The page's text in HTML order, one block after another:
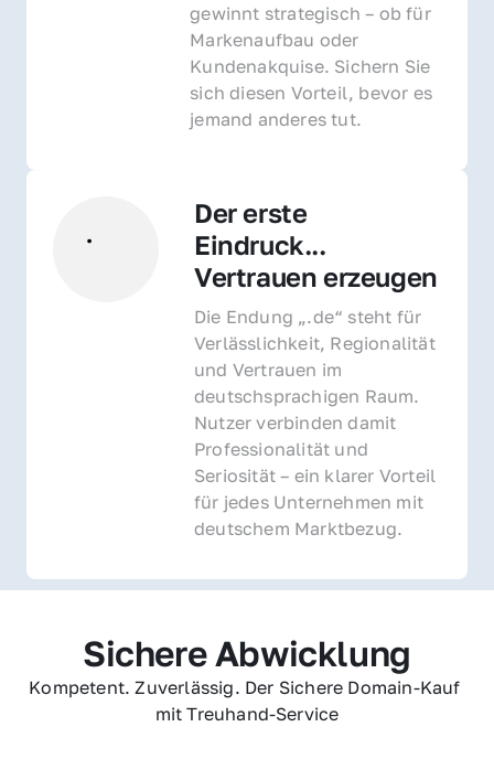
gewinnt strategisch – ob für
Markenaufbau oder
Kundenakquise. Sichern Sie
sich diesen Vorteil, bevor es
jemand anderes tut.
Der erste
Eindruck...
Vertrauen erzeugen
Die Endung „.de“ steht für
Verlässlichkeit, Regionalität
und Vertrauen im
deutschsprachigen Raum.
Nutzer verbinden damit
Professionalität und
Seriosität – ein klarer Vorteil
für jedes Unternehmen mit
deutschem Marktbezug.
Sichere Abwicklung
Kompetent. Zuverlässig. Der Sichere Domain-Kauf
mit Treuhand-Service